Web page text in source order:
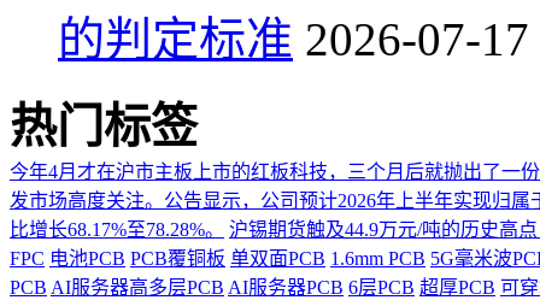
的判定标准 2026-07-17
热门标签
今年4月才在沪市主板上市的红板科技，三个月后就抛出了一
发市场高度关注。公告显示，公司预计2026年上半年实现归
比增长68.17%至78.28%。
沪锡期货触及44.9万元/吨的历史高
FPC 电池PCB PCB覆铜板 单双面PCB 1.6mm PCB 5G毫米波
PCB AI服务器高多层PCB AI服务器PCB 6层PCB 超厚PCB 可